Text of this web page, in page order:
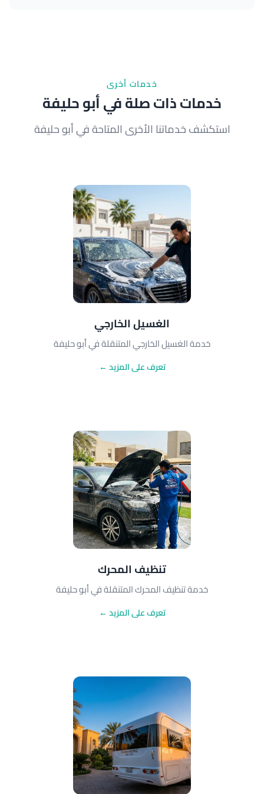
خدمات أخرى
خدمات ذات صلة في أبو حليفة
استكشف خدماتنا الأخرى المتاحة في أبو حليفة
الغسيل الخارجي
خدمة الغسيل الخارجي المتنقلة في أبو حليفة
تعرف على المزيد ←
تنظيف المحرك
خدمة تنظيف المحرك المتنقلة في أبو حليفة
تعرف على المزيد ←